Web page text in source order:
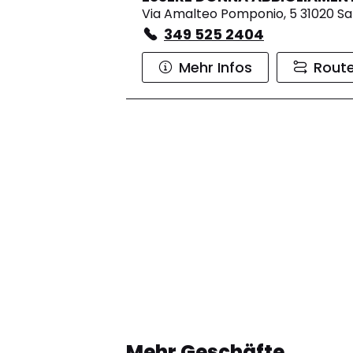
Via Amalteo Pomponio, 5 31020
349 525 2404
Mehr Infos